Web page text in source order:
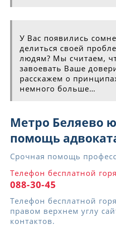
У Вас появились
делиться своей
людям? Мы считаем,
завоевать Ваше
расскажем о
немного больше…
Метро Беляево
помощь
Срочная помощь
Телефон бесплатной
088-30-45
Телефон бесплатной
правом верхнем углу
контактов.